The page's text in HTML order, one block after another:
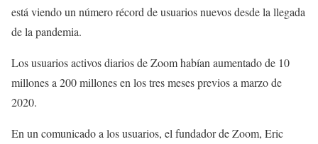
está viendo un número récord de usuarios nuevos desde la llegada
de la pandemia.
Los usuarios activos diarios de Zoom habían aumentado de 10
millones a 200 millones en los tres meses previos a marzo de
2020.
En un comunicado a los usuarios, el fundador de Zoom, Eric